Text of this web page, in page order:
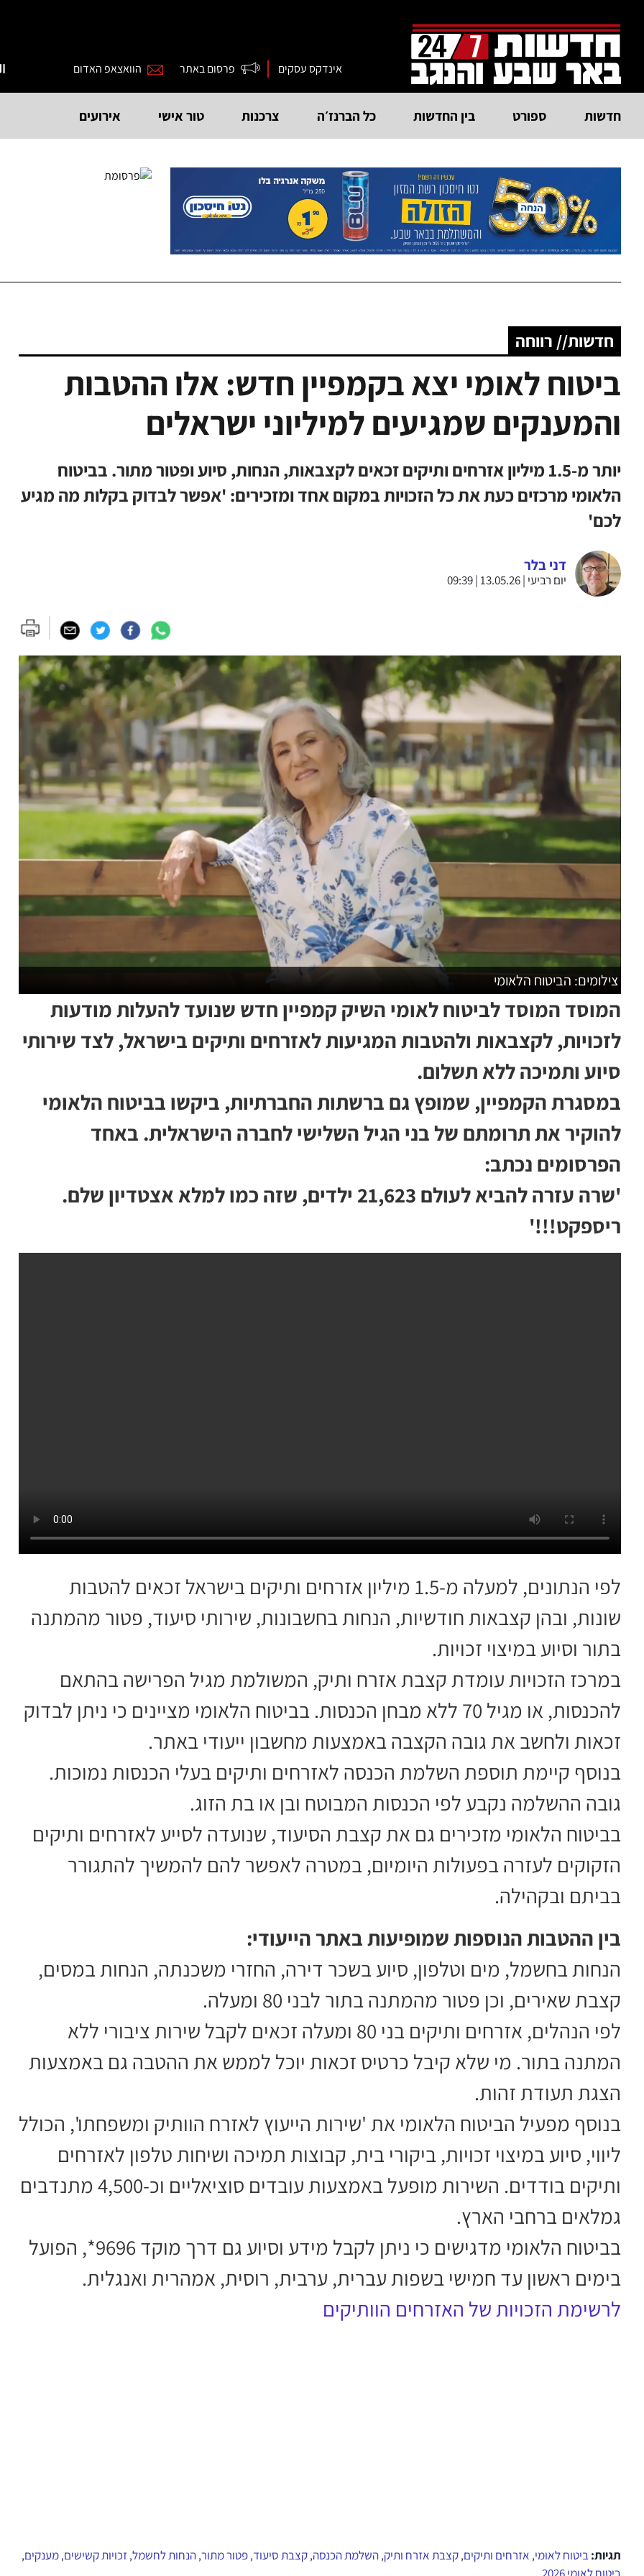
אינדקס עסקים פרסום באתר הוואצאפ האדום
חדשות ספורט בין החדשות כל הברנז׳ה צרכנות טור אישי אירועים
חדשות// רווחה
ביטוח לאומי יצא בקמפיין חדש: אלו ההטבות
והמענקים שמגיעים למיליוני ישראלים
יותר מ-1.5 מיליון אזרחים ותיקים זכאים לקצבאות, הנחות, סיוע ופטור מתור. בביטוח
הלאומי מרכזים כעת את כל הזכויות במקום אחד ומזכירים: 'אפשר לבדוק בקלות מה מגיע
לכם'
דני בלר
יום רביעי | 13.05.26 | 09:39
צילומים: הביטוח הלאומי
המוסד המוסד לביטוח לאומי השיק קמפיין חדש שנועד להעלות מודעות
לזכויות, לקצבאות ולהטבות המגיעות לאזרחים ותיקים בישראל, לצד שירותי
סיוע ותמיכה ללא תשלום.
במסגרת הקמפיין, שמופץ גם ברשתות החברתיות, ביקשו בביטוח הלאומי
להוקיר את תרומתם של בני הגיל השלישי לחברה הישראלית. באחד
הפרסומים נכתב:
'שרה עזרה להביא לעולם 21,623 ילדים, שזה כמו למלא אצטדיון שלם.
ריספקט!!!'
לפי הנתונים, למעלה מ-1.5 מיליון אזרחים ותיקים בישראל זכאים להטבות
שונות, ובהן קצבאות חודשיות, הנחות בחשבונות, שירותי סיעוד, פטור מהמתנה
בתור וסיוע במיצוי זכויות.
במרכז הזכויות עומדת קצבת אזרח ותיק, המשולמת מגיל הפרישה בהתאם
להכנסות, או מגיל 70 ללא מבחן הכנסות. בביטוח הלאומי מציינים כי ניתן לבדוק
זכאות ולחשב את גובה הקצבה באמצעות מחשבון ייעודי באתר.
בנוסף קיימת תוספת השלמת הכנסה לאזרחים ותיקים בעלי הכנסות נמוכות.
גובה ההשלמה נקבע לפי הכנסות המבוטח ובן או בת הזוג.
בביטוח הלאומי מזכירים גם את קצבת הסיעוד, שנועדה לסייע לאזרחים ותיקים
הזקוקים לעזרה בפעולות היומיום, במטרה לאפשר להם להמשיך להתגורר
בביתם ובקהילה.
בין ההטבות הנוספות שמופיעות באתר הייעודי:
הנחות בחשמל, מים וטלפון, סיוע בשכר דירה, החזרי משכנתה, הנחות במסים,
קצבת שאירים, וכן פטור מהמתנה בתור לבני 80 ומעלה.
לפי הנהלים, אזרחים ותיקים בני 80 ומעלה זכאים לקבל שירות ציבורי ללא
המתנה בתור. מי שלא קיבל כרטיס זכאות יוכל לממש את ההטבה גם באמצעות
הצגת תעודת זהות.
בנוסף מפעיל הביטוח הלאומי את 'שירות הייעוץ לאזרח הוותיק ומשפחתו', הכולל
ליווי, סיוע במיצוי זכויות, ביקורי בית, קבוצות תמיכה ושיחות טלפון לאזרחים
ותיקים בודדים. השירות מופעל באמצעות עובדים סוציאליים וכ-4,500 מתנדבים
גמלאים ברחבי הארץ.
בביטוח הלאומי מדגישים כי ניתן לקבל מידע וסיוע גם דרך מוקד 9696*, הפועל
בימים ראשון עד חמישי בשפות עברית, ערבית, רוסית, אמהרית ואנגלית.
לרשימת הזכויות של האזרחים הוותיקים
תגיות:ביטוח לאומי, אזרחים ותיקים,קצבת אזרח ותיק,השלמת הכנסה,קצבת סיעוד,פטור מתור,הנחות לחשמל,זכויות קשישים,מענקים,